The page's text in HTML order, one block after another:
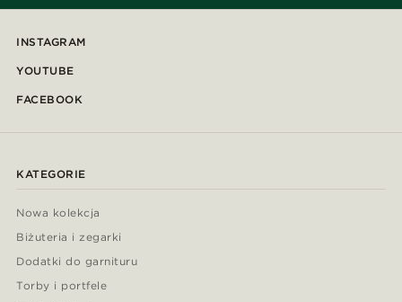
INSTAGRAM
YOUTUBE
FACEBOOK
KATEGORIE
Nowa kolekcja
Biżuteria i zegarki
Dodatki do garnituru
Torby i portfele